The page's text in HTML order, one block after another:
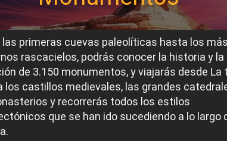
las primeras cuevas paleolíticas hasta los
rascacielos, podrás conocer la historia y la
de 3.150 monumentos, y viajarás desde La
los castillos medievales, las grandes
y recorrerás todos los estilos
que se han ido sucediendo a lo largo